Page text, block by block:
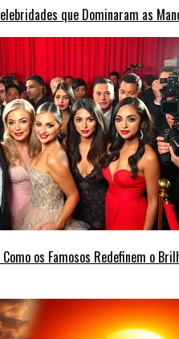
que Dominaram as
os Famosos Redefinem o